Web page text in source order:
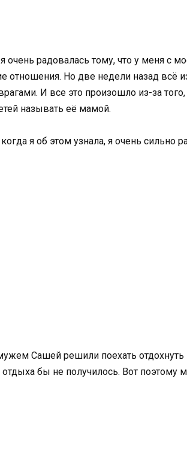
очень радовалась тому, что у меня с
отношения. Но две недели назад всё
И все это произошло из-за
называть её мамой.
я об этом узнала, я очень сильно
Сашей решили поехать
бы не получилось. Вот поэтому